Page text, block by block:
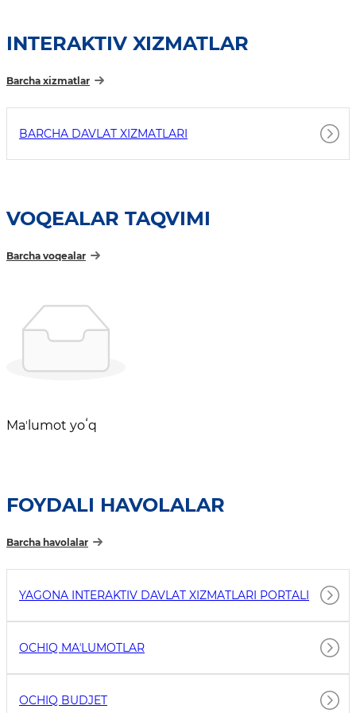
INTERAKTIV XIZMATLAR
Barcha xizmatlar
BARCHA DAVLAT XIZMATLARI
VOQEALAR TAQVIMI
Barcha voqealar
Maʼlumot yoʻq
FOYDALI HAVOLALAR
Barcha havolalar
YAGONA INTERAKTIV DAVLAT XIZMATLARI PORTALI
OCHIQ MAʼLUMOTLAR
OCHIQ BUDJET